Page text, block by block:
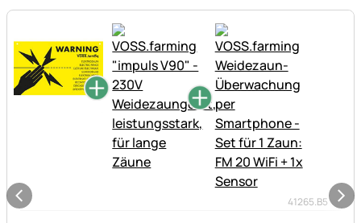
41265.B5